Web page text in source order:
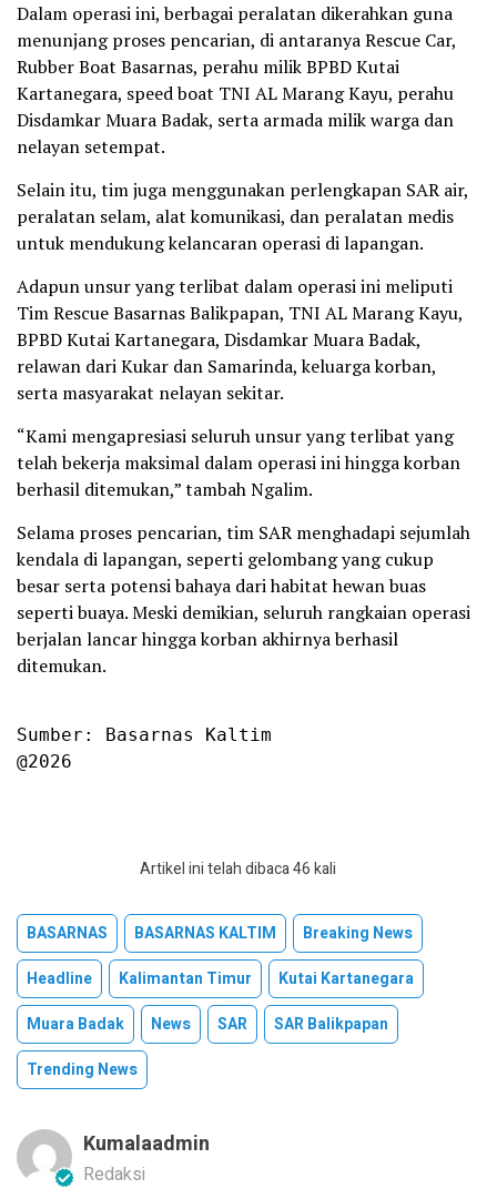
Dalam operasi ini, berbagai peralatan dikerahkan guna
menunjang proses pencarian, di antaranya Rescue Car,
Rubber Boat Basarnas, perahu milik BPBD Kutai
Kartanegara, speed boat TNI AL Marang Kayu, perahu
Disdamkar Muara Badak, serta armada milik warga dan
nelayan setempat.
Selain itu, tim juga menggunakan perlengkapan SAR air,
peralatan selam, alat komunikasi, dan peralatan medis
untuk mendukung kelancaran operasi di lapangan.
Adapun unsur yang terlibat dalam operasi ini meliputi
Tim Rescue Basarnas Balikpapan, TNI AL Marang Kayu,
BPBD Kutai Kartanegara, Disdamkar Muara Badak,
relawan dari Kukar dan Samarinda, keluarga korban,
serta masyarakat nelayan sekitar.
“Kami mengapresiasi seluruh unsur yang terlibat yang
telah bekerja maksimal dalam operasi ini hingga korban
berhasil ditemukan,” tambah Ngalim.
Selama proses pencarian, tim SAR menghadapi sejumlah
kendala di lapangan, seperti gelombang yang cukup
besar serta potensi bahaya dari habitat hewan buas
seperti buaya. Meski demikian, seluruh rangkaian operasi
berjalan lancar hingga korban akhirnya berhasil
ditemukan.
Sumber: Basarnas Kaltim
@2026
Artikel ini telah dibaca 46 kali
BASARNAS BASARNAS KALTIM
Breaking News
Headline
Kalimantan Timur
Kutai Kartanegara
Muara Badak
News SAR
SAR Balikpapan
Trending News
Kumalaadmin
Redaksi